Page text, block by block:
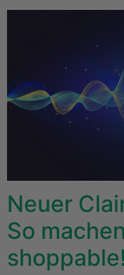
Neuer
So
shoppable!